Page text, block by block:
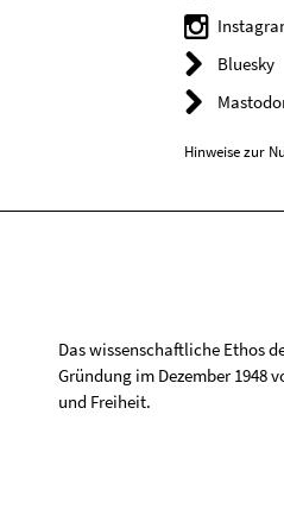
Bluesky
Hinweise zur
Das wissenschaftliche Ethos
Gründung im Dezember 1948
und Freiheit.